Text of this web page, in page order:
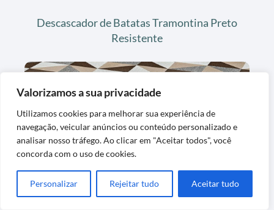
Valorizamos a sua privacidade
Utilizamos cookies para melhorar sua experiência de
navegação, veicular anúncios ou conteúdo personalizado e
analisar nosso tráfego. Ao clicar em "Aceitar todos", você
concorda com o uso de cookies.
Personalizar Rejeitar tudo Aceitar tudo
Descascador de Batatas Tramontina Preto
Resistente
Tapete Jacquard Dallas Antiderrapante na
Cor Caramelo